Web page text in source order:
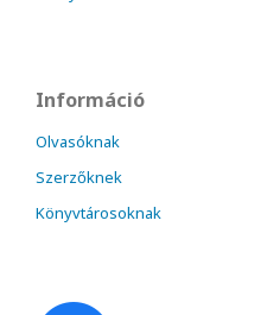
Információ
Olvasóknak
Szerzőknek
Könyvtárosoknak